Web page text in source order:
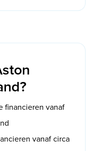
financieren vanaf
vanaf circa